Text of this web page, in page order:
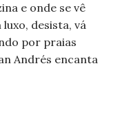
e onde se vê
desista, vá
por praias
Andrés encanta